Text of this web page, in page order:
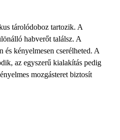
tárolódoboz tartozik. A
habverőt találsz. A
kényelmesen cserélheted. A
az egyszerű kialakítás pedig
mozgásteret biztosít